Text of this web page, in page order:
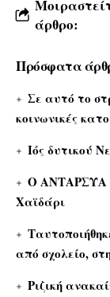
άρθρο:
Πρόσφατα
Σε αυτό το
κοινωνικές
Ιός δυτικού
Ο ΑΝΤΑΡΣΥΑ
Χαϊδάρι
από σχολείο,
Ριζική